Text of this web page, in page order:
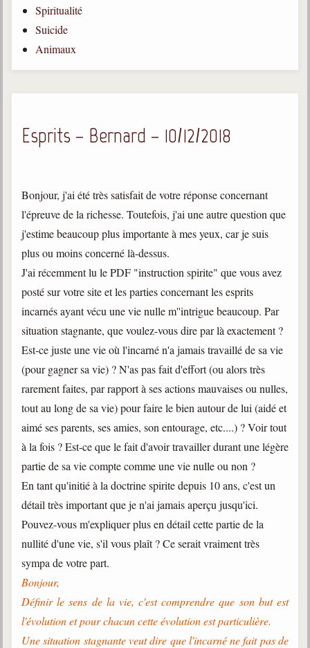
1927-2025
Bibliothèque
Documents
Newsletters
Sujets du mois
Citations
Maximes
Enregistrements
séance d'aide spirituelle
Diaporamas
Powerpoints
Enseignement
Cours dispensés au Centre
Posez-nous des questions
Consultez les réponses
Posez votre question
Photos et vidéoscope
Galerie photos
Vidéoscope
Spiritualité
Suicide
Animaux
Esprits – Bernard – 10/12/2018
Bonjour, j'ai été très satisfait de votre réponse concernant
l'épreuve de la richesse. Toutefois, j'ai une autre question que
j'estime beaucoup plus importante à mes yeux, car je suis
plus ou moins concerné là-dessus.
J'ai récemment lu le PDF "instruction spirite" que vous avez
posté sur votre site et les parties concernant les esprits
incarnés ayant vécu une vie nulle m''intrigue beaucoup. Par
situation stagnante, que voulez-vous dire par là exactement ?
Est-ce juste une vie où l'incarné n'a jamais travaillé de sa vie
(pour gagner sa vie) ? N'as pas fait d'effort (ou alors très
rarement faites, par rapport à ses actions mauvaises ou nulles,
tout au long de sa vie) pour faire le bien autour de lui (aidé et
aimé ses parents, ses amies, son entourage, etc....) ? Voir tout
à la fois ? Est-ce que le fait d'avoir travailler durant une légère
partie de sa vie compte comme une vie nulle ou non ?
En tant qu'initié à la doctrine spirite depuis 10 ans, c'est un
détail très important que je n'ai jamais aperçu jusqu'ici.
Pouvez-vous m'expliquer plus en détail cette partie de la
nullité d'une vie, s'il vous plaît ? Ce serait vraiment très
sympa de votre part.
Bonjour,
Définir le sens de la vie, c'est comprendre que son but est
l'évolution et pour chacun cette évolution est particulière.
Une situation stagnante veut dire que l'incarné ne fait pas de